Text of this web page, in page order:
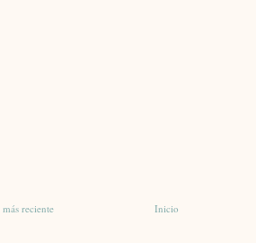
reciente Inicio